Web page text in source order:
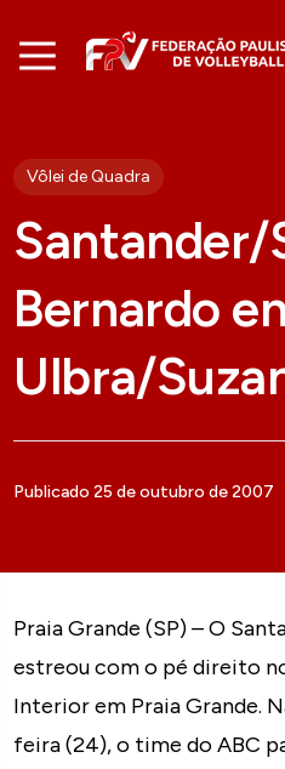
Vôlei de Quadra
Santander/
Bernardo
Ulbra/
Publicado 25 de outubro de 2007
Praia Grande (SP) – O
estreou com o pé direito
Interior em Praia Grande.
feira (24), o time do ABC